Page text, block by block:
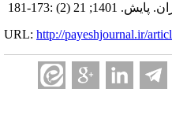
URL: http://payeshjournal.ir/